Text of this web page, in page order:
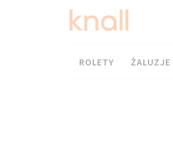
Menu
ROLETY ŻALUZJE